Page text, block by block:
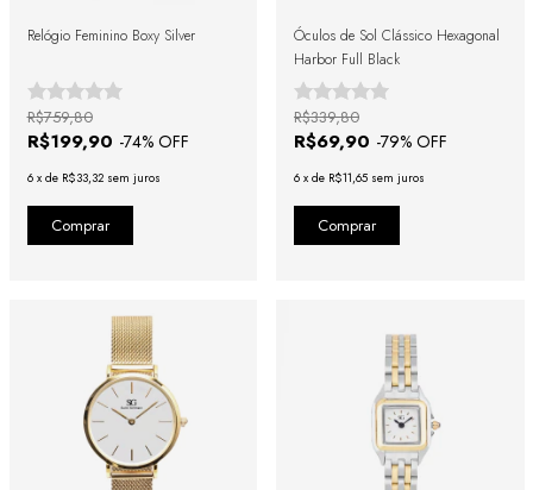
Relógio Feminino Boxy Silver
R$199,90 -74% OFF
R$759,80
6 x de R$33,32 sem juros
Óculos de Sol Clássico Hexagonal
Harbor Full Black
R$69,90 -79% OFF
R$339,80
6 x de R$11,65 sem juros